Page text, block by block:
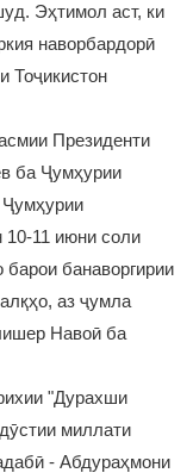
Эҳтимол аст, ки
наворбардорӣ
Тоҷикистон
Президенти
ба Ҷумҳурии
Ҷумҳурии
11 июни соли
барои банаворгирии
аз ҷумла
Навоӣ ба
"Дурахши
миллати
- Абдураҳмони